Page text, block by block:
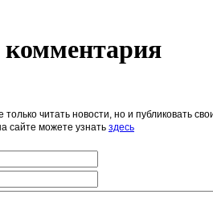
комментария
читать новости, но и публиковать
сайте можете узнать здесь